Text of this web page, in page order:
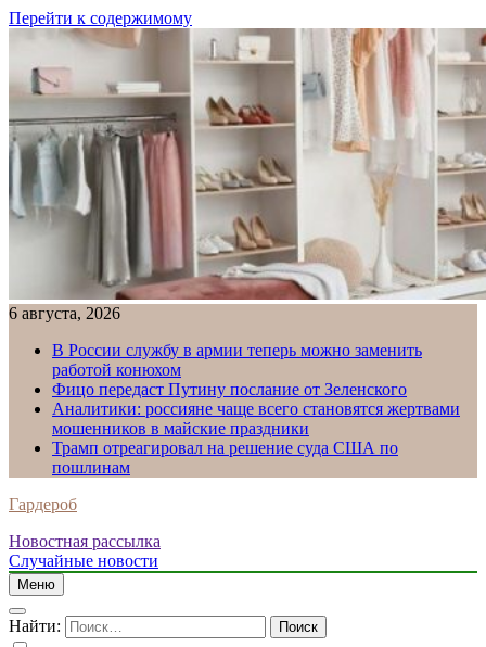
Перейти к содержимому
6 августа, 2026
В России службу в армии теперь можно заменить
работой конюхом
Фицо передаст Путину послание от Зеленского
Аналитики: россияне чаще всего становятся жертвами
мошенников в майские праздники
Трамп отреагировал на решение суда США по
пошлинам
Гардероб
Новостная рассылка
Случайные новости
Меню
Найти: